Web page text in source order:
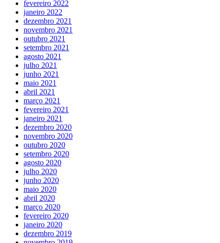
fevereiro 2022
janeiro 2022
dezembro 2021
novembro 2021
outubro 2021
setembro 2021
agosto 2021
julho 2021
junho 2021
maio 2021
abril 2021
março 2021
fevereiro 2021
janeiro 2021
dezembro 2020
novembro 2020
outubro 2020
setembro 2020
agosto 2020
julho 2020
junho 2020
maio 2020
abril 2020
março 2020
fevereiro 2020
janeiro 2020
dezembro 2019